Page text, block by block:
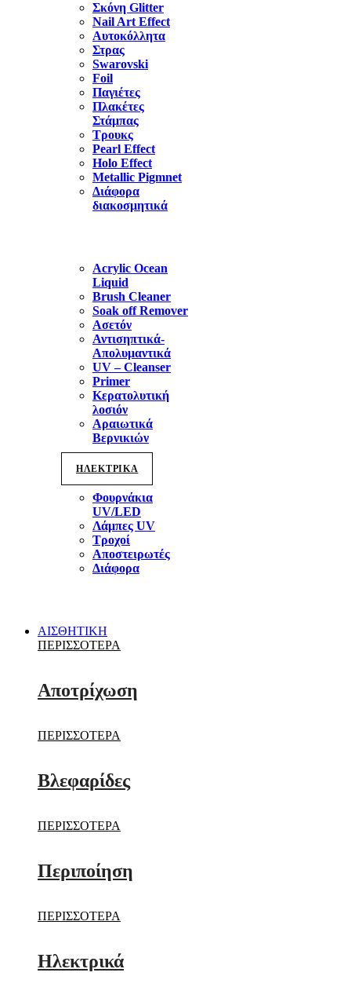
Σκόνη Glitter
Nail Art Effect
Αυτοκόλλητα
Στρας
Swarovski
Foil
Παγιέτες
Πλακέτες
Στάμπας
Τρουκς
Pearl Effect
Holo Effect
Metallic Pigmnet
Διάφορα
διακοσμητικά
Acrylic Ocean
Liquid
Brush Cleaner
Soak off Remover
Ασετόν
Αντισηπτικά-
Απολυμαντικά
UV – Cleanser
Primer
Κερατολυτική
λοσιόν
Αραιωτικά
Βερνικιών
ΗΛΕΚΤΡΙΚΑ
Φουρνάκια
UV/LED
Λάμπες UV
Τροχοί
Αποστειρωτές
Διάφορα
ΑΙΣΘΗΤΙΚΗ
ΠΕΡΙΣΣΟΤΕΡΑ
Αποτρίχωση
ΠΕΡΙΣΣΟΤΕΡΑ
Βλεφαρίδες
ΠΕΡΙΣΣΟΤΕΡΑ
Περιποίηση
ΠΕΡΙΣΣΟΤΕΡΑ
Ηλεκτρικά